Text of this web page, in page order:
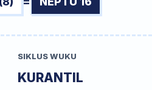
SIKLUS WUKU
KURANTIL